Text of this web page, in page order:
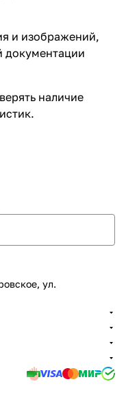
и изображений,
документации
наличие
ул.